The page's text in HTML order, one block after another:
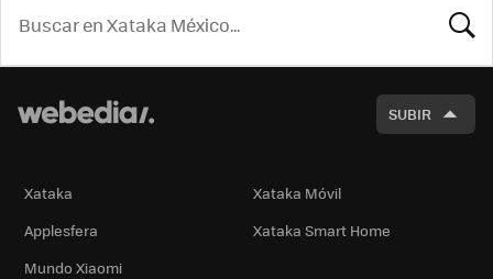
SUBIR
Xataka
Xataka Móvil
Applesfera
Xataka Smart Home
Mundo Xiaomi